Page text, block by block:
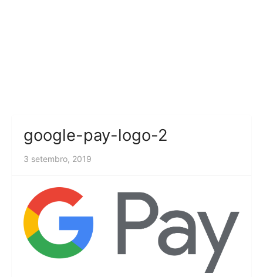
google-pay-logo-2
3 setembro, 2019